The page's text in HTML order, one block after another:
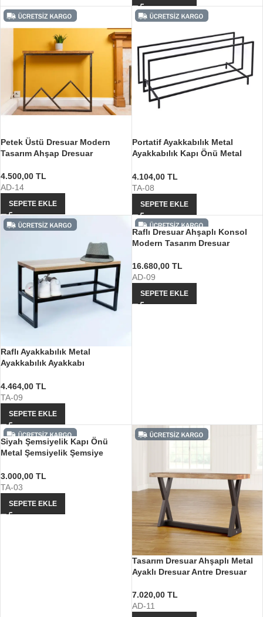
Petek Üstü Dresuar Modern
Tasarım Ahşap Dresuar
4.500,00 TL
AD-14
SEPETE EKLE
Portatif Ayakkabılık Metal
Ayakkabılık Kapı Önü Metal
4.104,00 TL
TA-08
SEPETE EKLE
Raflı Ayakkabılık Metal
Ayakkabılık Ayakkabı
4.464,00 TL
TA-09
SEPETE EKLE
Raflı Dresuar Ahşaplı Konsol
Modern Tasarım Dresuar
16.680,00 TL
AD-09
SEPETE EKLE
Siyah Şemsiyelik Kapı Önü
Metal Şemsiyelik Şemsiye
3.000,00 TL
TA-03
SEPETE EKLE
Tasarım Dresuar Ahşaplı Metal
Ayaklı Dresuar Antre Dresuar
7.020,00 TL
AD-11